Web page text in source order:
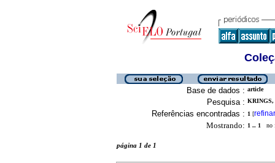
Base de dados : article
Pesquisa :
Referências encontradas : 1 [refinar
Mostrando: 1 .. 1 no
página 1 de 1